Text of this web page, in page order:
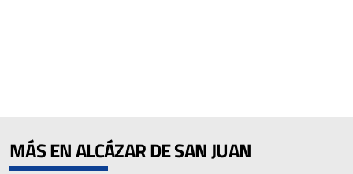
MÁS EN ALCÁZAR DE SAN JUAN